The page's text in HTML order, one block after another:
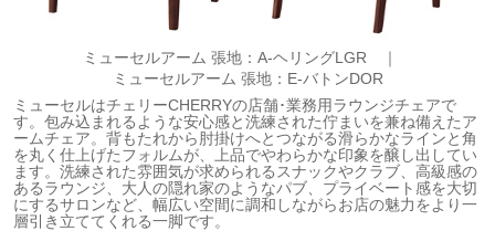
ミューセルアーム 張地：A-ヘリングLGR ｜
ミューセルアーム 張地：E-バトンDOR
ミューセルはチェリーCHERRYの店舗･業務用ラウンジチェアで
す。包み込まれるような安心感と洗練された佇まいを兼ね備えたア
ームチェア。背もたれから肘掛けへとつながる滑らかなラインと角
を丸く仕上げたフォルムが、上品でやわらかな印象を醸し出してい
ます。洗練された雰囲気が求められるスナックやクラブ、高級感の
あるラウンジ、大人の隠れ家のようなパブ、プライベート感を大切
にするサロンなど、幅広い空間に調和しながらお店の魅力をより一
層引き立ててくれる一脚です。